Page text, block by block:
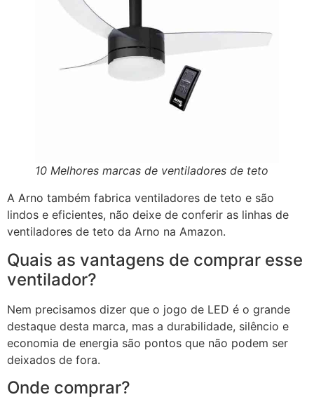
10 Melhores marcas de ventiladores de teto
A Arno também fabrica ventiladores de teto e são
lindos e eficientes, não deixe de conferir as linhas de
ventiladores de teto da Arno na Amazon.
Quais as vantagens de comprar esse
ventilador?
Nem precisamos dizer que o jogo de LED é o grande
destaque desta marca, mas a durabilidade, silêncio e
economia de energia são pontos que não podem ser
deixados de fora.
Onde comprar?